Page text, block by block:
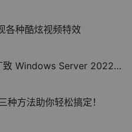
各种酷炫视频特效
Server 2022 浏览器及应用白屏
种方法助你轻松搞定！